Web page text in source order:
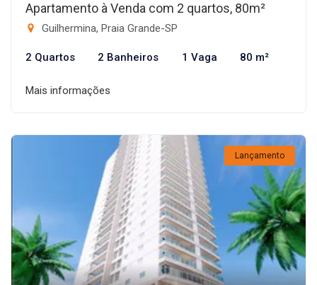
Apartamento à Venda com 2 quartos, 80m²
Guilhermina, Praia Grande-SP
2 Quartos 2 Banheiros 1 Vaga 80 m²
Mais informações
Lançamento